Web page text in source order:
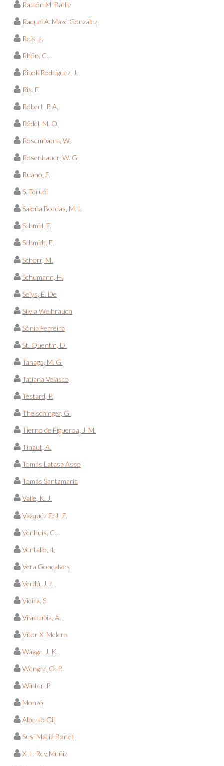
Ramón M. Batlle
Raquel A. Mazé González
Reis, a.
Rhön, C.
Ripoll Rodríguez, J.
Ris, F.
Robert, P. A.
Rödel, M. O.
Rosembaum, W.
Rosenhauer, W. G.
Ruano, F.
S. Teruel
Saloña Bordas, M. I.
Schmid, F.
Schmidt, E.
Schorr, M.
Schumann, H.
Selys, E. De
Silvia Weihrauch
Sónia Ferreira
St. Quentin, D.
Tanago, M. G.
Tatiana Velasco
Testard, P.
Theischinger, G.
Tierno de Figueroa, J. M.
Tinaut, A.
Tomás Latasa Asso
Tomás Santamaría
Valle, K. J.
Vazquéz Erit, F.
Venhuis, C.
Ventallo, d.
Vera Gonçalves
Verdú, J. r.
Vieira, S.
Vilarrubia, A.
Vítor X. Melero
Waage, J. K.
Wenger, O. P.
Winter, P.
Monzó
Alberto Gil
Susi Maciá Bonet
X. L. Rey Muñiz